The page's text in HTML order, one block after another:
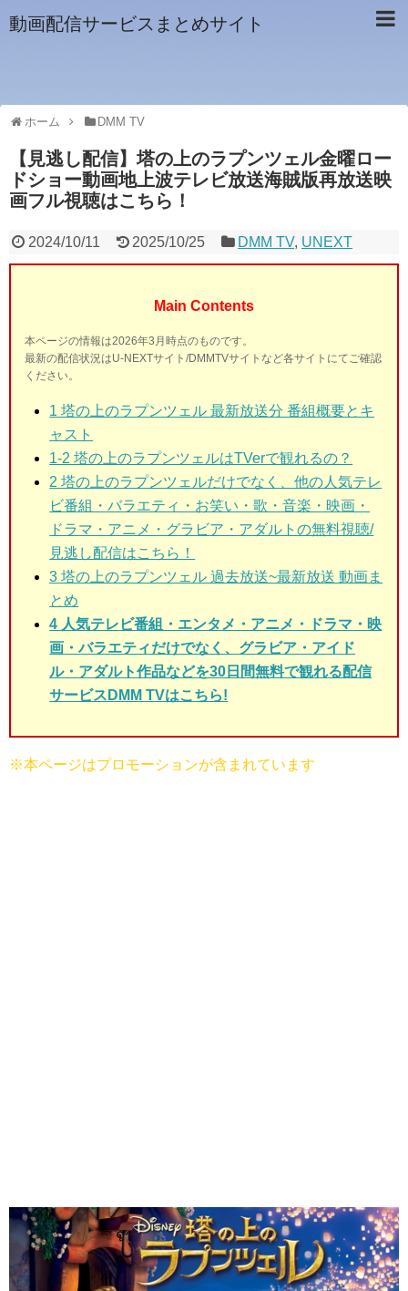
動画配信サービスまとめサイト
ホーム DMM TV
【見逃し配信】塔の上のラプンツェル金曜ロー
ドショー動画地上波テレビ放送海賊版再放送映
画フル視聴はこちら！
2024/10/11 2025/10/25 DMM TV, UNEXT
Main Contents
本ページの情報は2026年3月時点のものです。
最新の配信状況はU-NEXTサイト/DMMTVサイトなど各サイトにてご確認
ください。
1 塔の上のラプンツェル 最新放送分 番組概要とキ
ャスト
1-2 塔の上のラプンツェルはTVerで観れるの？
2 塔の上のラプンツェルだけでなく、他の人気テレ
ビ番組・バラエティ・お笑い・歌・音楽・映画・
ドラマ・アニメ・グラビア・アダルトの無料視聴/
見逃し配信はこちら！
3 塔の上のラプンツェル 過去放送~最新放送 動画ま
とめ
4 人気テレビ番組・エンタメ・アニメ・ドラマ・映
画・バラエティだけでなく、グラビア・アイド
ル・アダルト作品などを30日間無料で観れる配信
サービスDMM TVはこちら!
※本ページはプロモーションが含まれています